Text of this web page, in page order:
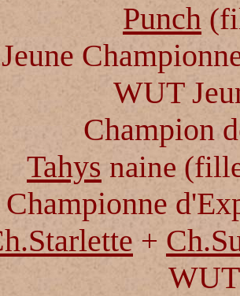
Punch
Jeune
WUT
Champion
Tahys naine
Championne
+